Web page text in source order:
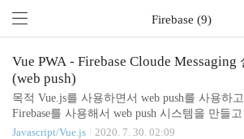
Firebase (9)
Vue PWA - Firebase Cloude Messaging
(web push)
목적 Vue.js를 사용하면서 web push를 사용하
Firebase를 사용해서 web push 시스템을 만들고
다음 사이드 프로젝트에서 사용할 것이다. 모바
Javascript/Vue.js 2020. 7. 30. 02:09